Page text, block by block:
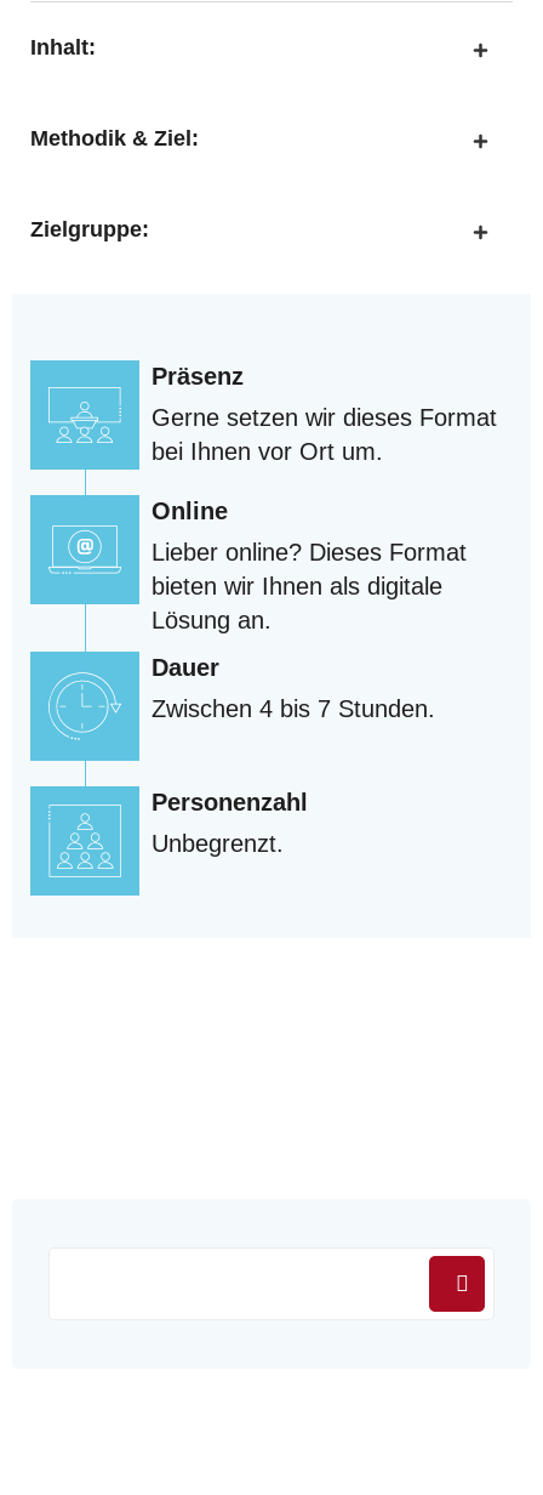
Inhalt:
Methodik & Ziel:
Zielgruppe:
Präsenz
Gerne setzen wir dieses Format
bei Ihnen vor Ort um.
Online
Lieber online? Dieses Format
bieten wir Ihnen als digitale
Lösung an.
Dauer
Zwischen 4 bis 7 Stunden.
Personenzahl
Unbegrenzt.